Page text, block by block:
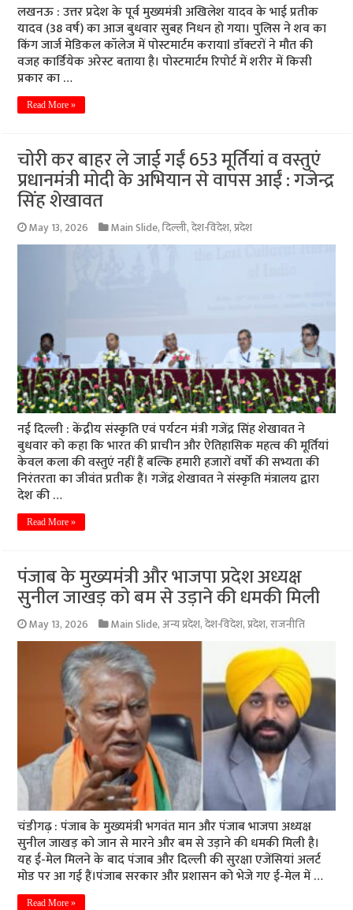
लखनऊ : उत्तर प्रदेश के पूर्व मुख्यमंत्री अखिलेश यादव के भाई प्रतीक
यादव (38 वर्ष) का आज बुधवार सुबह निधन हो गया। पुलिस ने शव का
किंग जार्ज मेडिकल कॉलेज में पोस्टमार्टम करायाl डाॅक्टराें ने मौत की
वजह कार्डियेक अरेस्ट बताया है। पोस्टमार्टम रिपोर्ट में शरीर में किसी
प्रकार का …
Read More »
चोरी कर बाहर ले जाई गईं 653 मूर्तियां व वस्तुएं
प्रधानमंत्री मोदी के अभियान से वापस आईं : गजेन्द्र
सिंह शेखावत
May 13, 2026 Main Slide,दिल्ली,देश-विदेश,प्रदेश
नई दिल्ली : केंद्रीय संस्कृति एवं पर्यटन मंत्री गजेंद्र सिंह शेखावत ने
बुधवार को कहा कि भारत की प्राचीन और ऐतिहासिक महत्व की मूर्तियां
केवल कला की वस्तुएं नहीं हैं बल्कि हमारी हजारों वर्षों की सभ्यता की
निरंतरता का जीवंत प्रतीक हैं। गजेंद्र शेखावत ने संस्कृति मंत्रालय द्वारा
देश की …
Read More »
पंजाब के मुख्यमंत्री और भाजपा प्रदेश अध्यक्ष
सुनील जाखड़ को बम से उड़ाने की धमकी मिली
May 13, 2026 Main Slide,अन्य प्रदेश,देश-विदेश,प्रदेश,राजनीति
चंडीगढ़ : पंजाब के मुख्यमंत्री भगवंत मान और पंजाब भाजपा अध्यक्ष
सुनील जाखड़ को जान से मारने और बम से उड़ाने की धमकी मिली है।
यह ई-मेल मिलने के बाद पंजाब और दिल्ली की सुरक्षा एजेंसियां अलर्ट
मोड पर आ गई हैं।पंजाब सरकार और प्रशासन को भेजे गए ई-मेल में …
Read More »